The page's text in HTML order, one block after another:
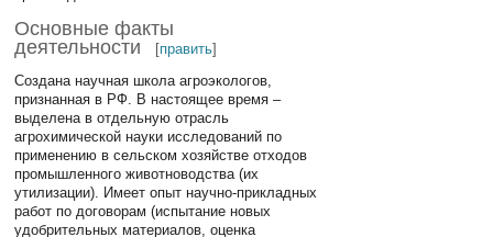
Основные факты
деятельности
[править]
Создана научная школа агроэкологов,
признанная в РФ. В настоящее время –
выделена в отдельную отрасль
агрохимической науки исследований по
применению в сельском хозяйстве отходов
промышленного животноводства (их
утилизации). Имеет опыт научно-прикладных
работ по договорам (испытание новых
удобрительных материалов, оценка